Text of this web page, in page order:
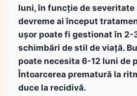
luni, în funcție de severitate
devreme ai început
ușor poate fi gestionat în 2-
schimbări de stil de viață.
poate necesita 6-12 luni de
Întoarcerea prematură la
duce la recidivă.